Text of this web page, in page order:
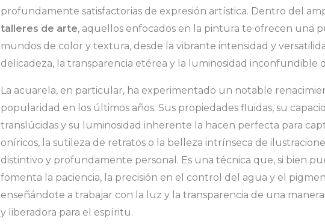
profundamente satisfactorias de expresión artística. Dentro del
talleres de arte, aquellos enfocados en la pintura te ofrecen una
mundos de color y textura, desde la vibrante intensidad y
delicadeza, la transparencia etérea y la luminosidad inconfundible
La acuarela, en particular, ha experimentado un notable
popularidad en los últimos años. Sus propiedades fluidas, su
translúcidas y su luminosidad inherente la hacen perfecta para
oníricos, la sutileza de retratos o la belleza intrínseca de
distintivo y profundamente personal. Es una técnica que, si bien
fomenta la paciencia, la precisión en el control del agua y el
enseñándote a trabajar con la luz y la transparencia de una
y liberadora para el espíritu.